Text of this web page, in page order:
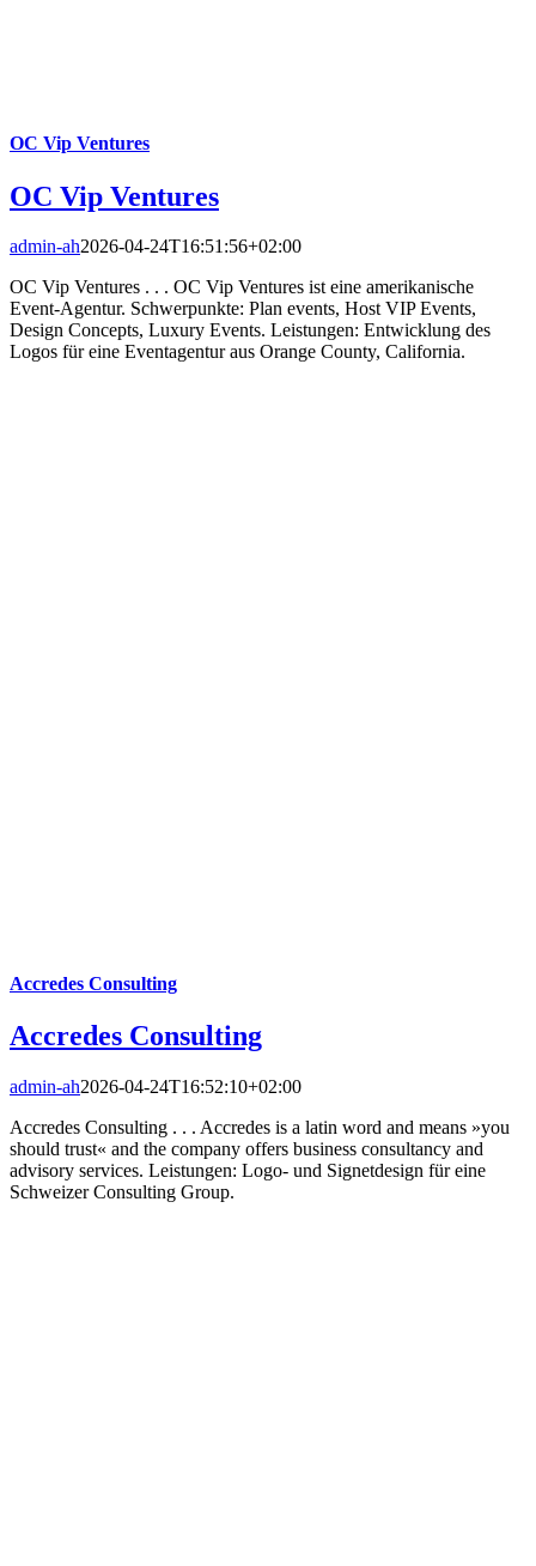
OC Vip Ventures
OC Vip Ventures
admin-ah2026-04-24T16:51:56+02:00
OC Vip Ventures . . . OC Vip Ventures ist eine amerikanische
Event-Agentur. Schwerpunkte: Plan events, Host VIP Events,
Design Concepts, Luxury Events. Leistungen: Entwicklung des
Logos für eine Eventagentur aus Orange County, California.
Accredes Consulting
Accredes Consulting
admin-ah2026-04-24T16:52:10+02:00
Accredes Consulting . . . Accredes is a latin word and means »you
should trust« and the company offers business consultancy and
advisory services. Leistungen: Logo- und Signetdesign für eine
Schweizer Consulting Group.